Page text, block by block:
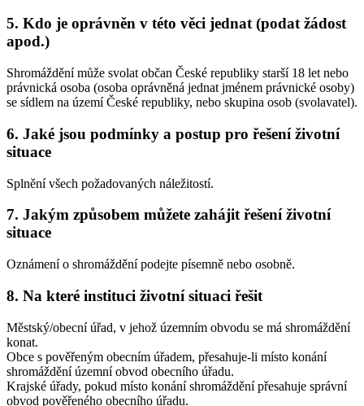
5. Kdo je oprávněn v této věci jednat (podat žádost
apod.)
Shromáždění může svolat občan České republiky starší 18 let nebo
právnická osoba (osoba oprávněná jednat jménem právnické osoby)
se sídlem na území České republiky, nebo skupina osob (svolavatel).
6. Jaké jsou podmínky a postup pro řešení životní
situace
Splnění všech požadovaných náležitostí.
7. Jakým způsobem můžete zahájit řešení životní
situace
Oznámení o shromáždění podejte písemně nebo osobně.
8. Na které instituci životní situaci řešit
Městský/obecní úřad, v jehož územním obvodu se má shromáždění
konat.
Obce s pověřeným obecním úřadem, přesahuje-li místo konání
shromáždění územní obvod obecního úřadu.
Krajské úřady, pokud místo konání shromáždění přesahuje správní
obvod pověřeného obecního úřadu.